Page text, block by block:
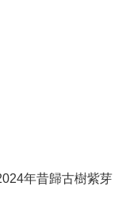
年昔歸古樹紫芽